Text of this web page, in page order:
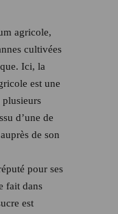
agricole,
cultivées
Ici, la
est une
d’une de
de son
pour ses
fait dans
est